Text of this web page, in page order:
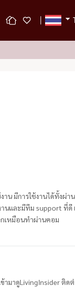
งาน มีการใช้งานได้ทั้
นและมีทีม support ที่
เหมือนทำผ่านคอม
ามาดูLivingInsider ติด